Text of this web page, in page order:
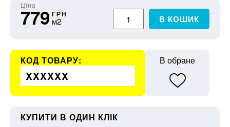
Ціна
779 ГРН
м2 В КОШИК
КОД ТОВАРУ:
XXXXXX
В обране
КУПИТИ В ОДИН КЛІК